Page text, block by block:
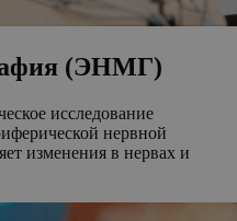
(ЭНМГ)
исследование
нервной
изменения в нервах и